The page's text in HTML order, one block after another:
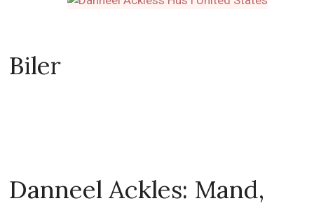
Biler
Danneel Ackles: Mand,